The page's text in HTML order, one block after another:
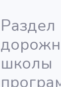
Раздел
школы